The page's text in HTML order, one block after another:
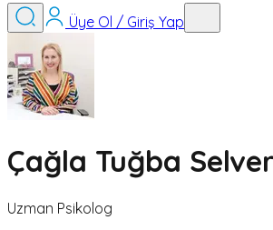
Üye Ol / Giriş Yap
Çağla Tuğba
Uzman Psikolog